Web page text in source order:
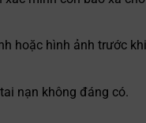
hoặc hình ảnh trước
nạn không đáng có.